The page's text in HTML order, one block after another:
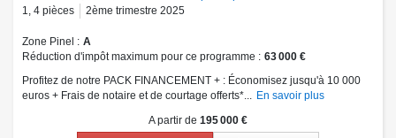
1
4 pièces 2ème trimestre 2025
Zone Pinel
A
Réduction d'impôt maximum pour ce programme
63 000 €
Profitez de notre PACK FINANCEMENT + : Économisez jusqu'à 10 000
euros + Frais de notaire et de courtage offerts*...
En savoir plus
A partir de 195 000 €